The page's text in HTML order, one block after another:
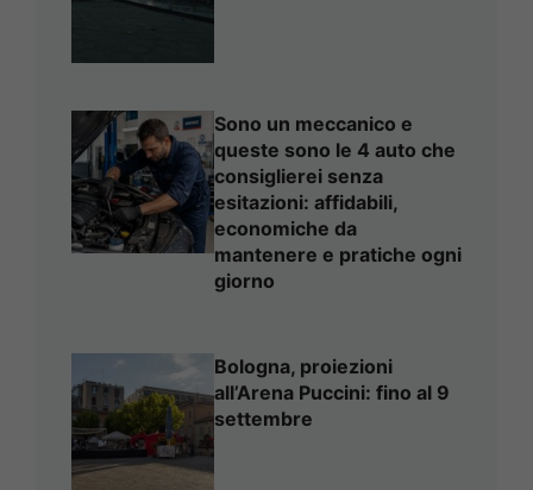
Sono un meccanico e
queste sono le 4 auto che
consiglierei senza
esitazioni: affidabili,
economiche da
mantenere e pratiche ogni
giorno
Bologna, proiezioni
all’Arena Puccini: fino al 9
settembre